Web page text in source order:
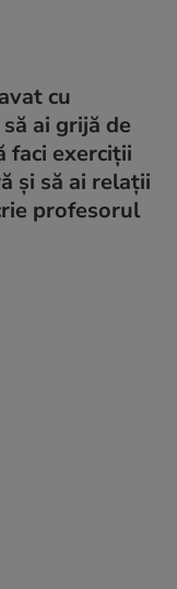
cu
ai grijă de
faci exerciții
și să ai relații
profesorul